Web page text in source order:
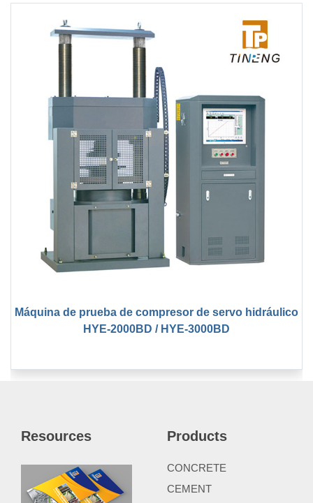
Máquina de prueba de compresor de servo hidráulico
HYE-2000BD / HYE-3000BD
Resources Products
CONCRETE
CEMENT